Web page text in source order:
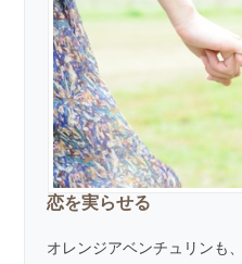
恋を実らせる
オレンジアベンチュリンも